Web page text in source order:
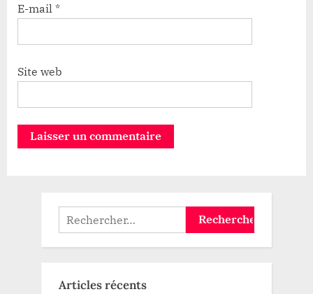
E-mail *
Site web
Rechercher :
Articles récents